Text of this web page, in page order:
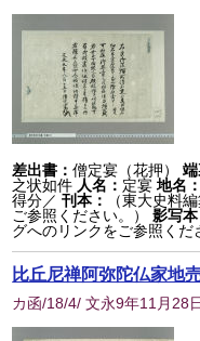
差出書：僧定宴（花押） 端
之状如件 人名： 定宴 地名：
得分／刊本：
（東大史料
ご参照ください。）
影写本
グへのリンクをご参照くだ
比丘尼禅阿弥陀仏家地
カ函/18/4/ 文永9年11月28